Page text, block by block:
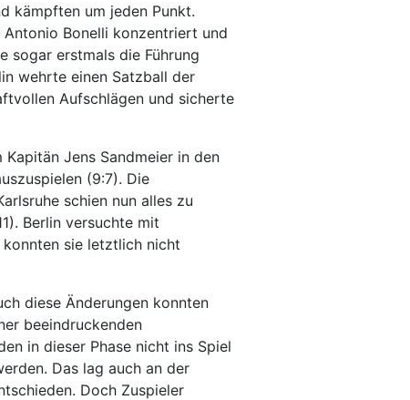
kämpften um jeden Punkt.
Bonelli konzentriert und
sogar erstmals die Führung
wehrte einen Satzball der
Aufschlägen und sicherte
Jens Sandmeier in den
(9:7). Die
schien nun alles zu
Berlin versuchte mit
sie letztlich nicht
diese Änderungen konnten
beeindruckenden
in dieser Phase nicht ins Spiel
Das lag auch an der
Doch Zuspieler